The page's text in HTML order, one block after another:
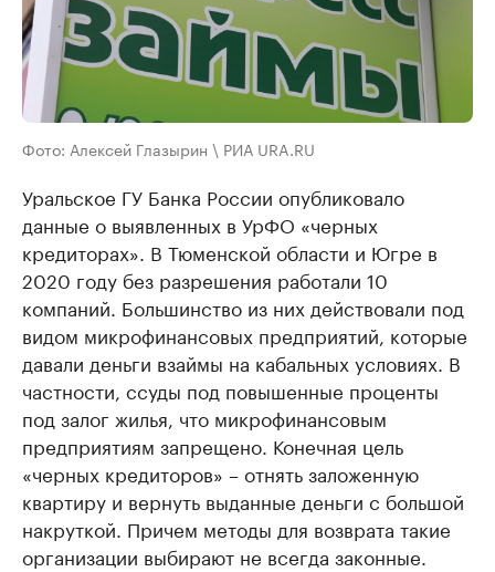
Фото: Алексей Глазырин \ РИА URA.RU
Уральское ГУ Банка России опубликовало
данные о выявленных в УрФО «черных
кредиторах». В Тюменской области и Югре в
2020 году без разрешения работали 10
компаний. Большинство из них действовали под
видом микрофинансовых предприятий, которые
давали деньги взаймы на кабальных условиях. В
частности, ссуды под повышенные проценты
под залог жилья, что микрофинансовым
предприятиям запрещено. Конечная цель
«черных кредиторов» – отнять заложенную
квартиру и вернуть выданные деньги с большой
накруткой. Причем методы для возврата такие
организации выбирают не всегда законные.